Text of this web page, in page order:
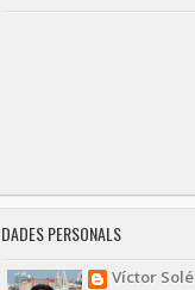
DADES PERSONALS
Víctor Solé